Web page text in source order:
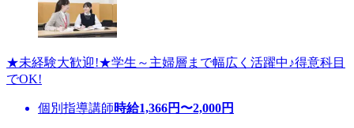
★未経験大歓迎!★学生～主婦層まで幅広く活躍中♪得意科目
でOK!
個別指導講師時給1,366円〜2,000円